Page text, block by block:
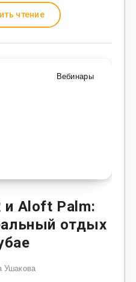
чтение
Вебинары
и Aloft Palm:
отдых
Ушакова